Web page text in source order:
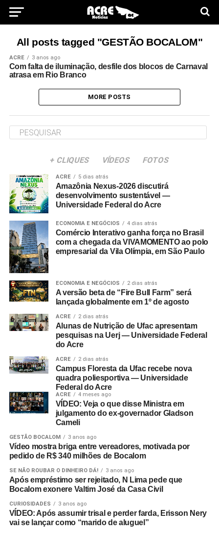
All posts tagged "GESTÃO BOCALOM"
ACRE 3 anos ago
Com falta de iluminação, desfile dos blocos de Carnaval
atrasa em Rio Branco
MORE POSTS
+ CLIQUES VÍDEOS FOTOS
ACRE 5 dias atrás
Amazônia Nexus-2026 discutirá
desenvolvimento sustentável —
Universidade Federal do Acre
ECONOMIA E NEGÓCIOS 4 dias atrás
Comércio Interativo ganha força no Brasil
com a chegada da VIVAMOMENTO ao polo
empresarial da Vila Olímpia, em São Paulo
ECONOMIA E NEGÓCIOS 2 dias atrás
A versão beta de “Fire Bull Farm” será
lançada globalmente em 1º de agosto
ACRE 2 dias atrás
Alunas de Nutrição de Ufac apresentam
pesquisas na Uerj — Universidade Federal
do Acre
ACRE 2 dias atrás
Campus Floresta da Ufac recebe nova
quadra poliesportiva — Universidade
Federal do Acre
ACRE 4 meses ago
VÍDEO: Veja o que disse Ministra em
julgamento do ex-governador Gladson
Cameli
GESTÃO BOCALOM 3 anos ago
Vídeo mostra briga entre vereadores, motivada por
pedido de R$ 340 milhões de Bocalom
SE NÃO ROUBAR O DINHEIRO DÁ! 3 anos ago
Após empréstimo ser rejeitado, N Lima pede que
Bocalom exonere Valtim José da Casa Civil
CURIOSIDADES 3 anos ago
VÍDEO: Após assumir trisal e perder farda, Erisson Nery
vai se lançar como “marido de aluguel”